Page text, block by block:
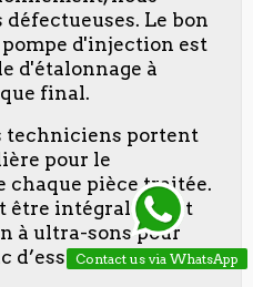
Le bon
d'injection est
d'étalonnage à
final.
techniciens portent
pour le
pièce traitée.
être intégralement
à ultra-sons pour
d’essai.Contact us via WhatsApp